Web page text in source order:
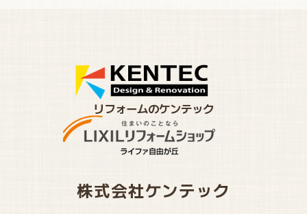
リフォームのケンテック
株式会社ケンテック